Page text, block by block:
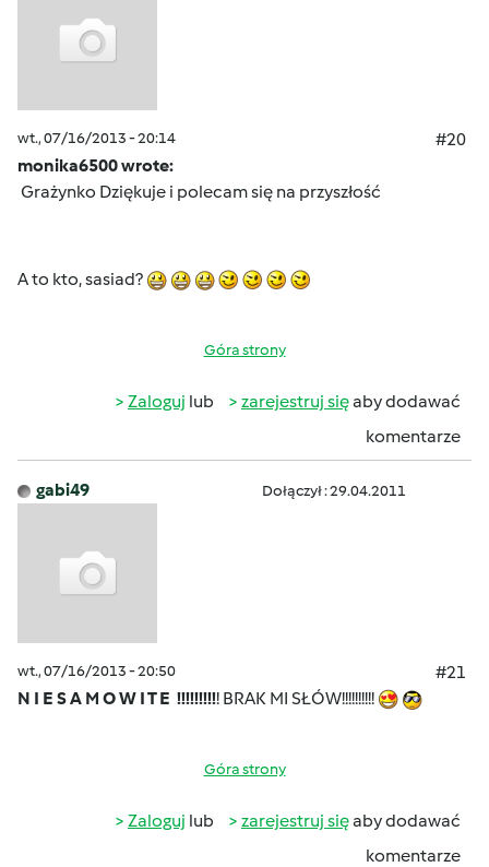
wt., 07/16/2013 - 20:14
#20
monika6500 wrote:
Grażynko Dziękuje i polecam się na przyszłość
A to kto, sasiad?
Góra strony
Zaloguj lub zarejestruj sięaby dodawać
komentarze
gabi49 Dołączył : 29.04.2011
wt., 07/16/2013 - 20:50
#21
N I E S A M O W I T E !!!!!!!!!! BRAK MI SŁÓW!!!!!!!!!!
Góra strony
Zaloguj lub zarejestruj sięaby dodawać
komentarze